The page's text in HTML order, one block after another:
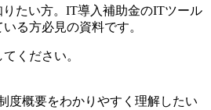
たい方。IT導入補助金のITツール
る方必見の資料です。
ください。
度概要をわかりやすく理解したい